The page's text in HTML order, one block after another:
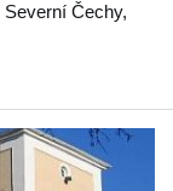
Severní Čechy,